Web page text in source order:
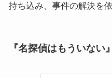
持ち込み、事件の解決を
『名探偵はもういない